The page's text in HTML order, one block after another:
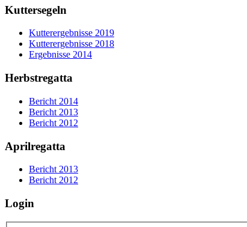
Kuttersegeln
Kutterergebnisse 2019
Kutterergebnisse 2018
Ergebnisse 2014
Herbstregatta
Bericht 2014
Bericht 2013
Bericht 2012
Aprilregatta
Bericht 2013
Bericht 2012
Login